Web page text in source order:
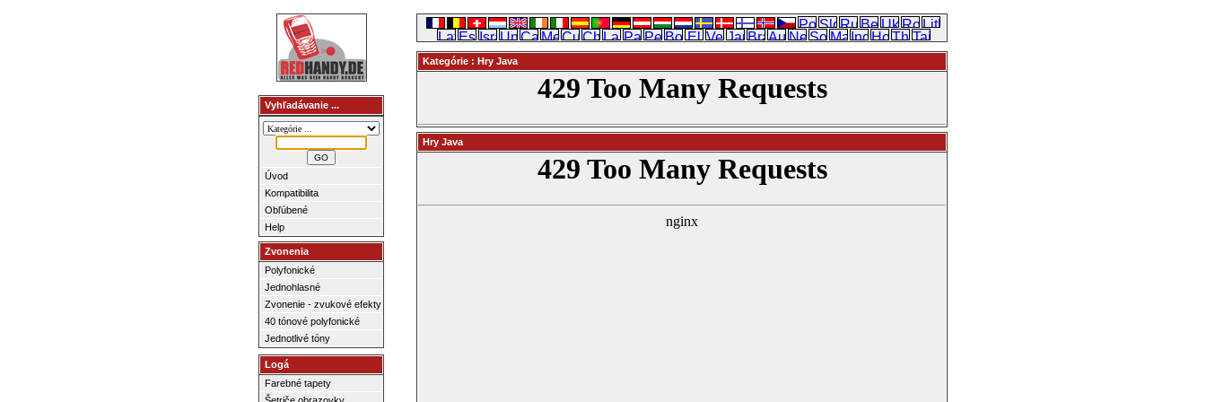
Vyhľadávanie ...
Úvod
Kompatibilita
Obľúbené
Help
Zvonenia
Polyfonické
Jednohlasné
Zvonenie - zvukové efekty
40 tónové polyfonické
Jednotlivé tóny
Logá
Farebné tapety
Kategórie : Hry Java
Hry Java